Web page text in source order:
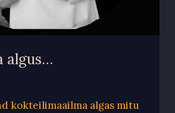
algus…
kokteilimaailma algas mitu